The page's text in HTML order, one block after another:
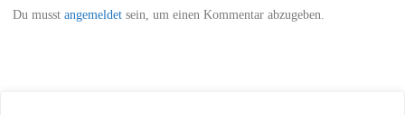
Du musstangemeldet sein, um einen Kommentar abzugeben.